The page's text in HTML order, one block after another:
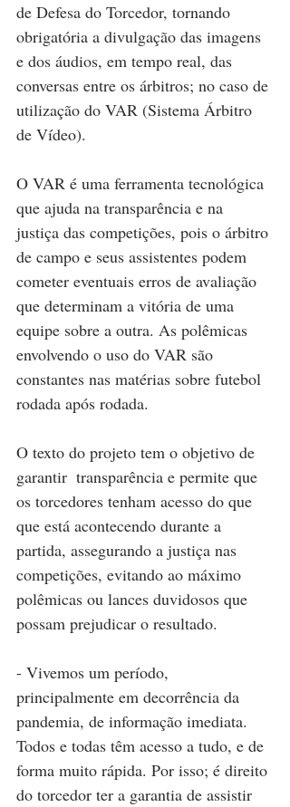
de Defesa do Torcedor, tornando
obrigatória a divulgação das imagens
e dos áudios, em tempo real, das
conversas entre os árbitros; no caso de
utilização do VAR (Sistema Árbitro
de Vídeo).
O VAR é uma ferramenta tecnológica
que ajuda na transparência e na
justiça das competições, pois o árbitro
de campo e seus assistentes podem
cometer eventuais erros de avaliação
que determinam a vitória de uma
equipe sobre a outra. As polêmicas
envolvendo o uso do VAR são
constantes nas matérias sobre futebol
rodada após rodada.
O texto do projeto tem o objetivo de
garantir  transparência e permite que
os torcedores tenham acesso do que
que está acontecendo durante a
partida, assegurando a justiça nas
competições, evitando ao máximo
polêmicas ou lances duvidosos que
possam prejudicar o resultado.
- Vivemos um período,
principalmente em decorrência da
pandemia, de informação imediata.
Todos e todas têm acesso a tudo, e de
forma muito rápida. Por isso; é direito
do torcedor ter a garantia de assistir